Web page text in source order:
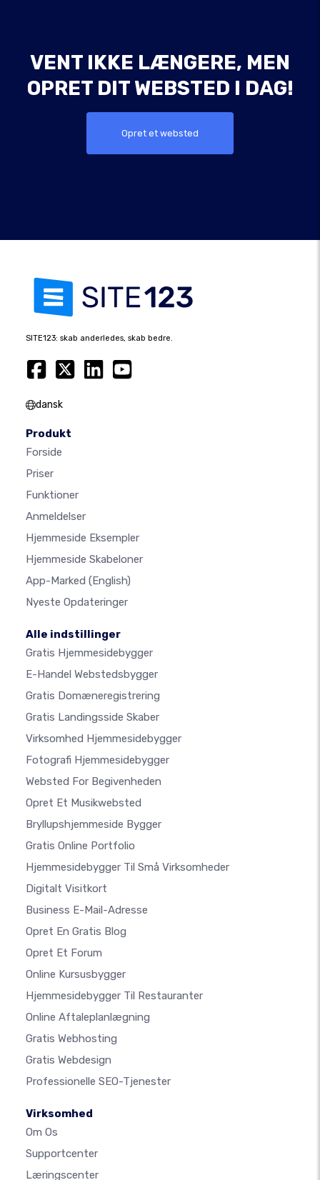
VENT IKKE LÆNGERE, MEN
OPRET DIT WEBSTED I DAG!
Opret et websted
SITE123: skab anderledes, skab bedre.
dansk
Produkt
Forside
Priser
Funktioner
Anmeldelser
Hjemmeside Eksempler
Hjemmeside Skabeloner
App-Marked (English)
Nyeste Opdateringer
Alle indstillinger
Gratis Hjemmesidebygger
E-Handel Webstedsbygger
Gratis Domæneregistrering
Gratis Landingsside Skaber
Virksomhed Hjemmesidebygger
Fotografi Hjemmesidebygger
Websted For Begivenheden
Opret Et Musikwebsted
Bryllupshjemmeside Bygger
Gratis Online Portfolio
Hjemmesidebygger Til Små Virksomheder
Digitalt Visitkort
Business E-Mail-Adresse
Opret En Gratis Blog
Opret Et Forum
Online Kursusbygger
Hjemmesidebygger Til Restauranter
Online Aftaleplanlægning
Gratis Webhosting
Gratis Webdesign
Professionelle SEO-Tjenester
Virksomhed
Om Os
Supportcenter
Læringscenter